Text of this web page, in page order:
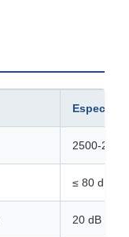
2500-
≤ 80 dB
20 dB